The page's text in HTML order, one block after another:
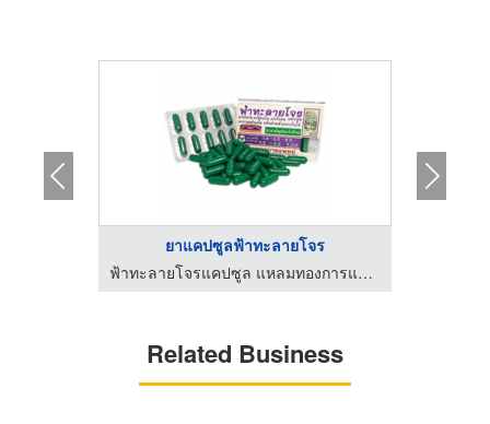
ยาแคปซูลฟ้าทะลายโจร
ฟ้าทะลายโจรแคปซูล แหลมทองการแพทย์
Related Business